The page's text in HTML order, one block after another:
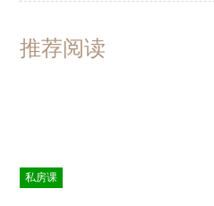
推荐阅读
私房课